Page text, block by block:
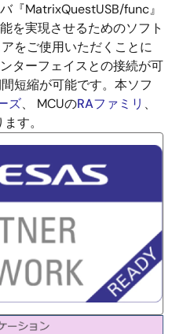
『MatrixQuestUSB/func』
を実現させるためのソフト
をご使用いただくことに
ターフェイスとの接続が可
短縮が可能です。本ソフ
ズ、 MCUのRAファミリ 、
す。